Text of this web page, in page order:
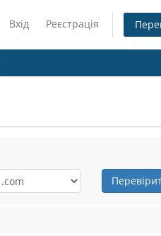
Вхід Реєстрація